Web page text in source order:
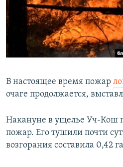
В настоящее время пожар
очаге продолжается,
Накануне в ущелье Уч-Кош
пожар. Его тушили почти
возгорания составила 0,42